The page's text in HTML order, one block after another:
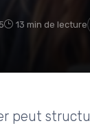
13 min de lecture
peut